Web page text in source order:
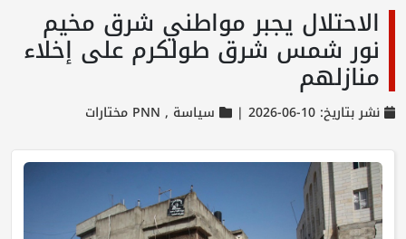
الاحتلال يجبر مواطني شرق مخيم
نور شمس شرق طولكرم على إخلاء
منازلهم
نشر بتاريخ: 10-06-2026 | سياسة , PNN مختارات